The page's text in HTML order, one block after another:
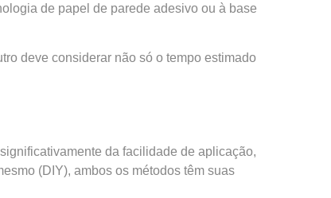
de papel de parede adesivo ou à base
deve considerar não só o tempo estimado
da facilidade de aplicação,
(DIY), ambos os métodos têm suas